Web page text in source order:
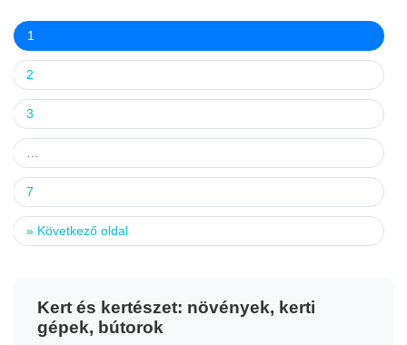
1
2
3
7
» Következő oldal
Kert és kertészet: növények, kerti
gépek, bútorok